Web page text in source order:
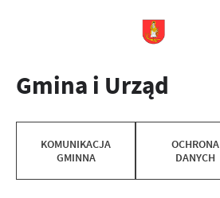
Gmina i Urząd
KOMUNIKACJA
GMINNA
OCHRONA
DANYCH